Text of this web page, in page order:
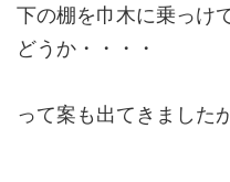
下の棚を巾木に乗っけ
どうか・・・・
って案も出てきました